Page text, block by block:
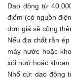
Dao động từ
điểm (có nguồn
đơn giá sẽ cộng
Nếu địa chất rắn
máy nước hoặc
xói nướ hoặc khoan
Nhổ cừ: dao động